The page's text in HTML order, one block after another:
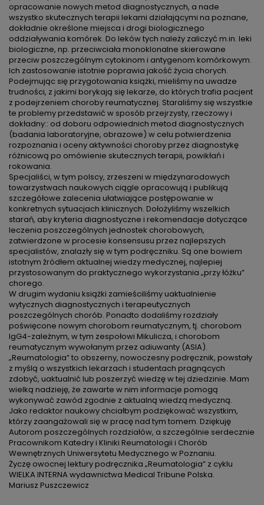
opracowanie nowych metod diagnostycznych, a nade
wszystko skutecznych terapii lekami działającymi na poznane,
dokładnie określone miejsca i drogi biologicznego
oddziaływania komórek. Do leków tych należy zaliczyć m.in. leki
biologiczne, np. przeciwciała monoklonalne skierowane
przeciw poszczególnym cytokinom i antygenom komórkowym.
Ich zastosowanie istotnie poprawia jakość życia chorych.
Podejmując się przygotowania książki, mieliśmy na uwadze
trudności, z jakimi borykają się lekarze, do których trafia pacjent
z podejrzeniem choroby reumatycznej. Staraliśmy się wszystkie
te problemy przedstawić w sposób przejrzysty, rzeczowy i
dokładny:: od doboru odpowiednich metod diagnostycznych
(badania laboratoryjne, obrazowe) w celu potwierdzenia
rozpoznania i oceny aktywności choroby przez diagnostykę
różnicową po omówienie skutecznych terapii, powikłań i
rokowania.
Specjaliści, w tym polscy, zrzeszeni w międzynarodowych
towarzystwach naukowych ciągle opracowują i publikują
szczegółowe zalecenia ułatwiające postępowanie w
konkretnych sytuacjach klinicznych. Dołożyliśmy wszelkich
starań, aby kryteria diagnostyczne i rekomendacje dotyczące
leczenia poszczególnych jednostek chorobowych,
zatwierdzone w procesie konsensusu przez najlepszych
specjalistów, znalazły się w tym podręczniku. Są one bowiem
istotnym źródłem aktualnej wiedzy medycznej, najlepiej
przystosowanym do praktycznego wykorzystania „przy łóżku”
chorego.
W drugim wydaniu książki zamieściliśmy uaktualnienie
wytycznych diagnostycznych i terapeutycznych
poszczególnych chorób. Ponadto dodaliśmy rozdziały
poświęcone nowym chorobom reumatycznym, tj. chorobom
IgG4-zależnym, w tym zespołowi Mikulicza, i chorobom
reumatycznym wywołanym przez adiuwanty (ASIA).
„Reumatologia” to obszerny, nowoczesny podręcznik, powstały
z myślą o wszystkich lekarzach i studentach pragnących
zdobyć, uaktualnić lub poszerzyć wiedzę w tej dziedzinie. Mam
wielką nadzieję, że zawarte w nim informacje pomogą
wykonywać zawód zgodnie z aktualną wiedzą medyczną.
Jako redaktor naukowy chciałbym podziękować wszystkim,
którzy zaangażowali się w pracę nad tym tomem. Dziękuję
Autorom poszczególnych rozdziałów, a szczególnie serdecznie
Pracownikom Katedry i Kliniki Reumatologii i Chorób
Wewnętrznych Uniwersytetu Medycznego w Poznaniu.
Życzę owocnej lektury podręcznika „Reumatologia” z cyklu
WIELKA INTERNA wydawnictwa Medical Tribune Polska.
Mariusz Puszczewicz